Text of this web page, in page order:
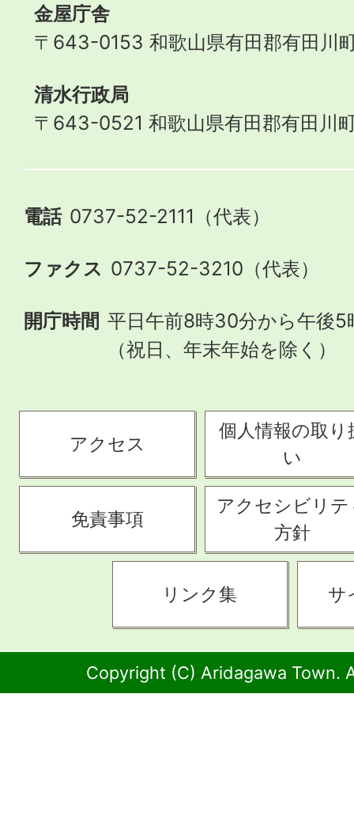
金屋庁舎
〒643-0153 和歌山県有田郡有田川
清水行政局
〒643-0521 和歌山県有田郡有田川
電話 0737-52-2111（代表）
ファクス 0737-52-3210（代表）
開庁時間 平日午前8時30分から午後5
（祝日、年末年始を除く）
アクセス
個人情報の取り
い
免責事項
アクセシビリテ
方針
リンク集 サ
Copyright (C) Aridagawa Town.